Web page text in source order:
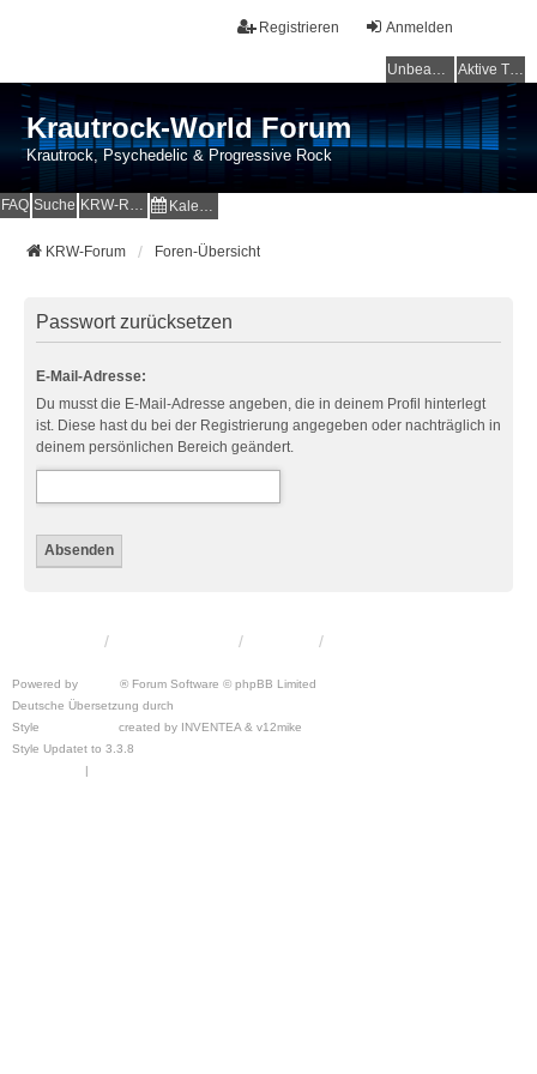
Anmelden
Registrieren
Unbeantwortete Themen Aktive Themen
Krautrock-World Forum
Krautrock, Psychedelic & Progressive Rock
FAQ Suche KRW-Radio Kalender
KRW-Forum Foren-Übersicht
Passwort zurücksetzen
E-Mail-Adresse:
Du musst die E-Mail-Adresse angeben, die in deinem Profil hinterlegt
ist. Diese hast du bei der Registrierung angegeben oder nachträglich in
deinem persönlichen Bereich geändert.
Powered by
® Forum Software © phpBB Limited
Deutsche Übersetzung durch
Style
created by INVENTEA & v12mike
Style Updatet to 3.3.8
|